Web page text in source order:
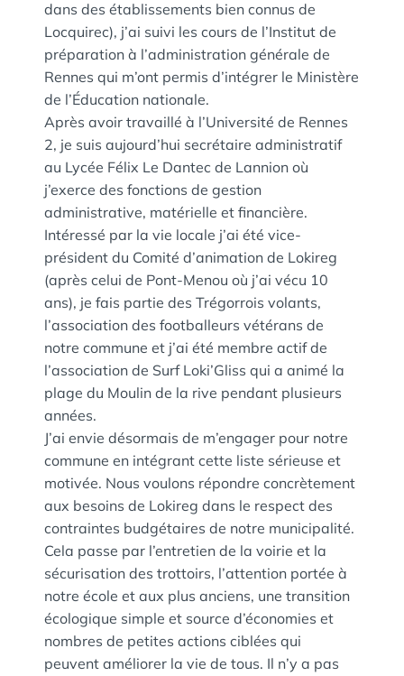
dans des établissements bien connus de
Locquirec), j’ai suivi les cours de l’Institut de
préparation à l’administration générale de
Rennes qui m’ont permis d’intégrer le Ministère
de l’Éducation nationale.
Après avoir travaillé à l’Université de Rennes
2, je suis aujourd’hui secrétaire administratif
au Lycée Félix Le Dantec de Lannion où
j’exerce des fonctions de gestion
administrative, matérielle et financière.
Intéressé par la vie locale j’ai été vice-
président du Comité d’animation de Lokireg
(après celui de Pont-Menou où j’ai vécu 10
ans), je fais partie des Trégorrois volants,
l’association des footballeurs vétérans de
notre commune et j’ai été membre actif de
l’association de Surf Loki’Gliss qui a animé la
plage du Moulin de la rive pendant plusieurs
années.
J’ai envie désormais de m’engager pour notre
commune en intégrant cette liste sérieuse et
motivée. Nous voulons répondre concrètement
aux besoins de Lokireg dans le respect des
contraintes budgétaires de notre municipalité.
Cela passe par l’entretien de la voirie et la
sécurisation des trottoirs, l’attention portée à
notre école et aux plus anciens, une transition
écologique simple et source d’économies et
nombres de petites actions ciblées qui
peuvent améliorer la vie de tous. Il n’y a pas